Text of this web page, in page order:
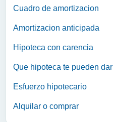
Cuadro de amortizacion
Amortizacion anticipada
Hipoteca con carencia
Que hipoteca te pueden dar
Esfuerzo hipotecario
Alquilar o comprar